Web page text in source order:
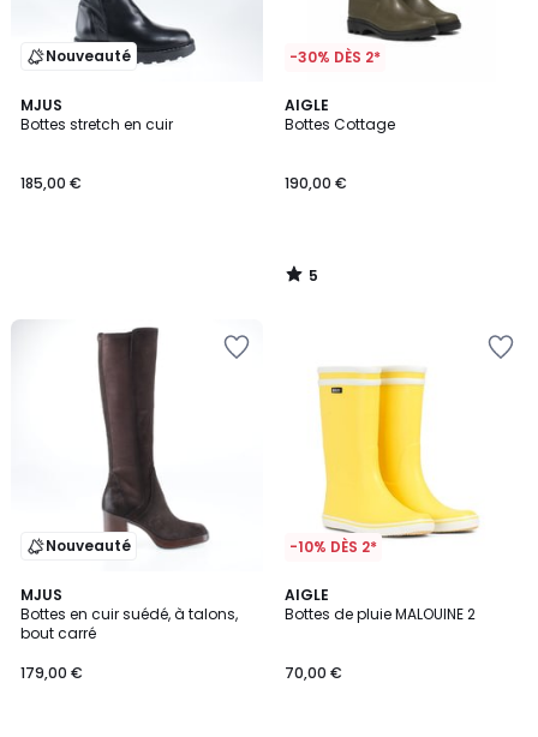
Nouveauté
MJUS
Bottes stretch en cuir
185,00 €
-30% DÈS 2*
AIGLE
Bottes Cottage
190,00 €
5
/
5
/
Nouveauté
MJUS
Bottes en cuir suédé, à talons,
bout carré
179,00 €
-10% DÈS 2*
AIGLE
Bottes de pluie MALOUINE 2
70,00 €
5
/
2
Couleurs